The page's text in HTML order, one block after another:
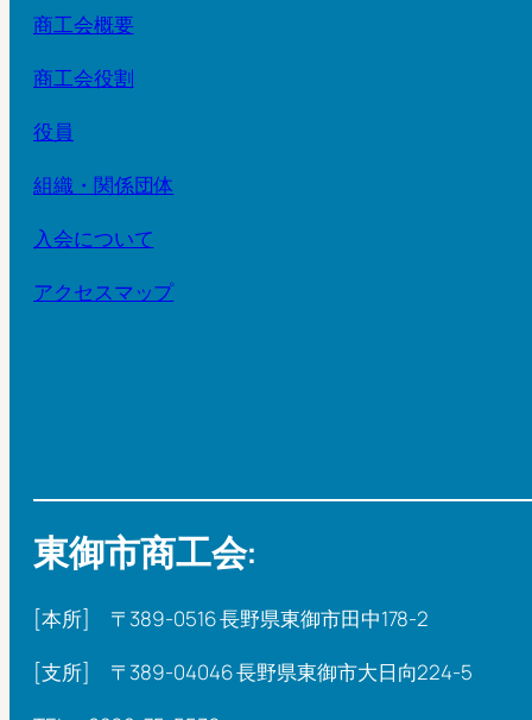
商工会概要
商工会役割
役員
組織・関係団体
入会について
アクセスマップ
東御市商工会:
[本所] 〒389-0516 長野県東御市田中178-2
[支所] 〒389-04046 長野県東御市大日向224-5